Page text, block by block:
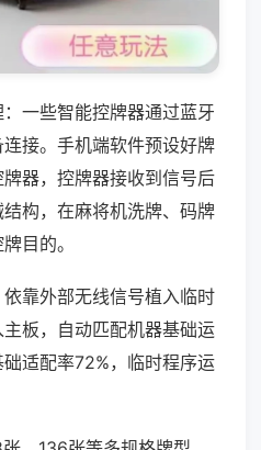
一些智能控牌器通过蓝牙
接。手机端软件预设好牌
器，控牌器接收到信号后
构，在麻将机洗牌、码牌
目的。
靠外部无线信号植入临时
板，自动匹配机器基础运
适配率72%，临时程序运